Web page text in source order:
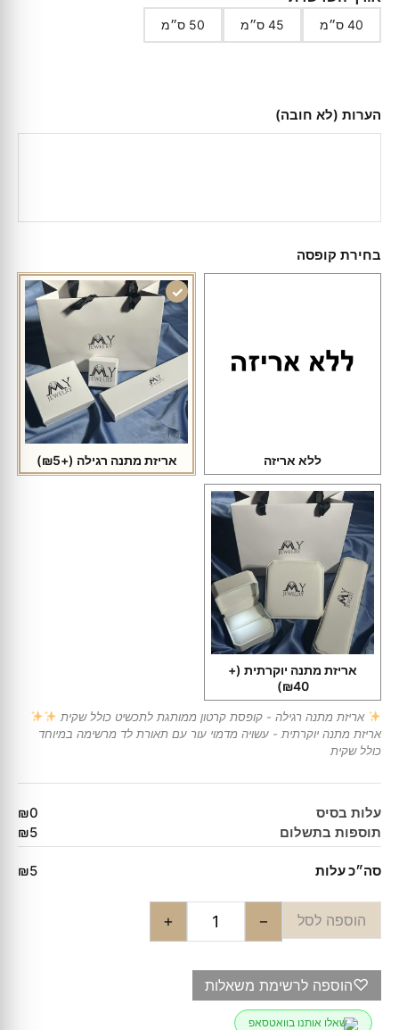
40 ס״מ 45 ס״מ 50 ס״מ
הערות (לא חובה)
בחירת קופסה
ללא אריזה אריזת מתנה רגילה (+₪5)
אריזת מתנה יוקרתית (+
₪40)
אריזת מתנה רגילה - קופסת קרטון ממותגת לתכשיט כולל שקית
אריזת מתנה יוקרתית - עשויה מדמוי עור עם תאורת לד מרשימה במיוחד
כולל שקית
עלות בסיס
₪0
תוספות בתשלום
₪5
סה״כ עלות ₪5
−
+ הוספה לסל
♡הוספה לרשימת משאלות
שאלו אותנו בוואטסאפ